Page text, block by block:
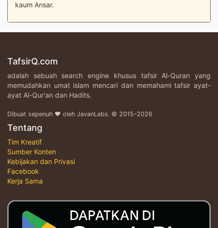
kaum Ansar.
TafsirQ.com
adalah sebuah search engine khusus tafsir Al-Quran yang
memudahkan umat islam mencari dan memahami tafsir ayat-
ayat Al-Qur'an dan Hadits.
Dibuat sepenuh ♥ oleh JavanLabs. © 2015-2026
Tentang
Tim Kreatif
Sumber Konten
Kebijakan dan Privasi
Facebook
Kerja Sama